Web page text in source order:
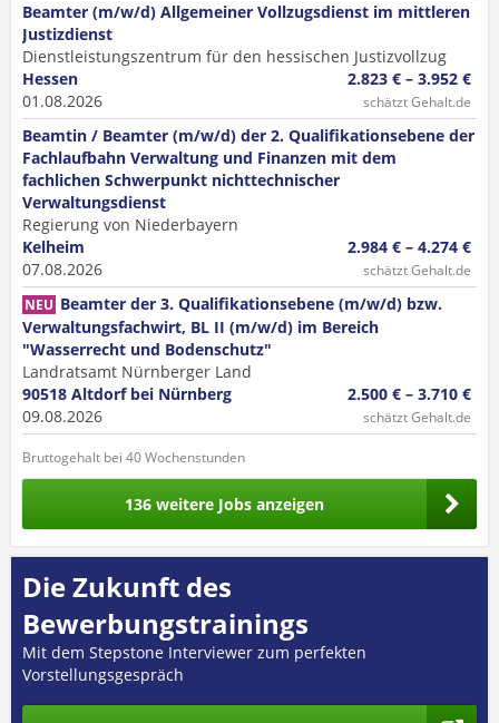
Beamter (m/w/d) Allgemeiner Vollzugsdienst im mittleren
Justizdienst
Dienstleistungszentrum für den hessischen Justizvollzug
Hessen
01.08.2026
2.823 € – 3.952 €
schätzt Gehalt.de
Beamtin / Beamter (m/w/d) der 2. Qualifikationsebene der
Fachlaufbahn Verwaltung und Finanzen mit dem
fachlichen Schwerpunkt nichttechnischer
Verwaltungsdienst
Regierung von Niederbayern
Kelheim
07.08.2026
2.984 € – 4.274 €
schätzt Gehalt.de
NEU Beamter der 3. Qualifikationsebene (m/w/d) bzw.
Verwaltungsfachwirt, BL II (m/w/d) im Bereich
"Wasserrecht und Bodenschutz"
Landratsamt Nürnberger Land
90518 Altdorf bei Nürnberg
09.08.2026
2.500 € – 3.710 €
schätzt Gehalt.de
Bruttogehalt bei 40 Wochenstunden
136 weitere Jobs anzeigen
Die Zukunft des
Bewerbungstrainings
Mit dem Stepstone Interviewer zum perfekten
Vorstellungsgespräch